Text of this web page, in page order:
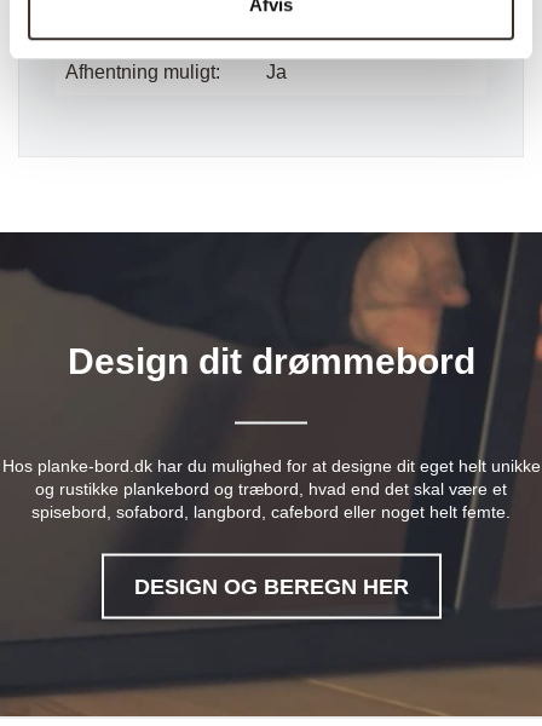
Afhentning muligt: Ja
Design dit drømmebord
Hos planke-bord.dk har du mulighed for at designe dit eget helt unikke
og rustikke plankebord og træbord, hvad end det skal være et
spisebord, sofabord, langbord, cafebord eller noget helt femte.
DESIGN OG BEREGN HER